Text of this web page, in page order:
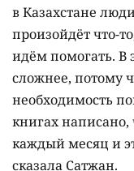
в Казахстане
произойдёт что-
идём помогать. В
сложнее, потому
необходимость
книгах написано,
каждый месяц и
сказала Сатжан.